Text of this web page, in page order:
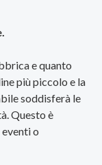
e quanto
più piccolo e la
soddisferà le
Questo è
o